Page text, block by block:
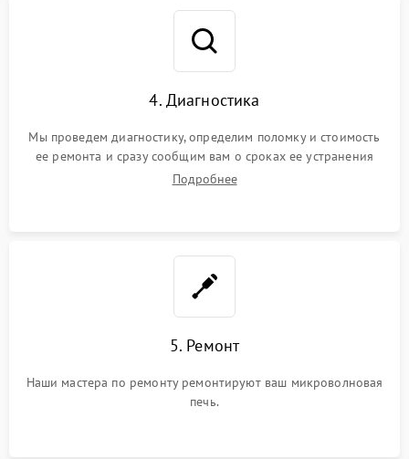
4. Диагностика
Мы проведем диагностику, определим поломку и стоимость
ее ремонта и сразу сообщим вам о сроках ее устранения
Подробнее
5. Ремонт
Наши мастера по ремонту ремонтируют ваш микроволновая
печь.